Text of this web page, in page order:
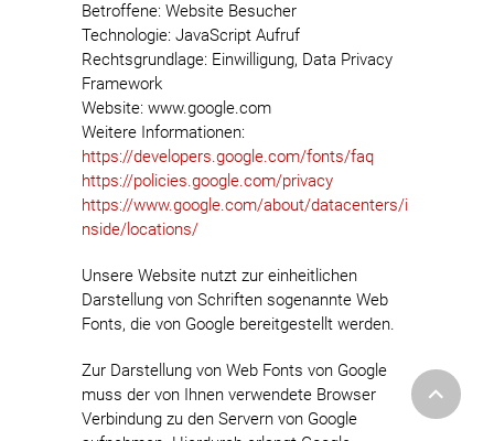
Betroffene: Website Besucher
Technologie: JavaScript Aufruf
Rechtsgrundlage: Einwilligung, Data Privacy
Framework
Website: www.google.com
Weitere Informationen:
https://developers.google.com/fonts/faq
https://policies.google.com/privacy
https://www.google.com/about/datacenters/i
nside/locations/
Unsere Website nutzt zur einheitlichen
Darstellung von Schriften sogenannte Web
Fonts, die von Google bereitgestellt werden.
Zur Darstellung von Web Fonts von Google
muss der von Ihnen verwendete Browser
Verbindung zu den Servern von Google